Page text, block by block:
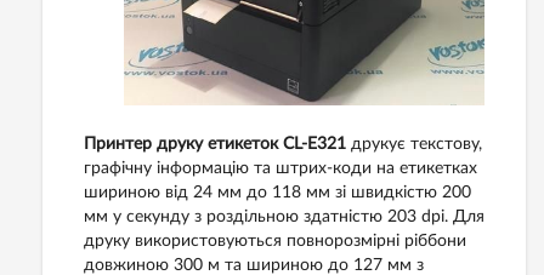
Принтер друку етикеток CL-E321 друкує текстову,
графічну інформацію та штрих-коди на етикетках
шириною від 24 мм до 118 мм зі швидкістю 200
мм у секунду з роздільною здатністю 203 dpi. Для
друку використовуються повнорозмірні ріббони
довжиною 300 м та шириною до 127 мм з